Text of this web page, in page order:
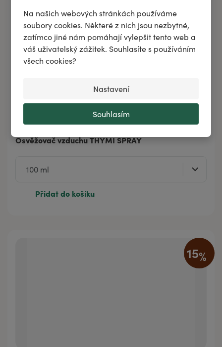
Na našich webových stránkách používáme
soubory cookies. Některé z nich jsou nezbytné,
zatímco jiné nám pomáhají vylepšit tento web a
váš uživatelský zážitek. Souhlasíte s používáním
všech cookies?
Nastavení
Souhlasím
Osvěžovač vzduchu THYMI SPRAY
Přidat do košíku
15%